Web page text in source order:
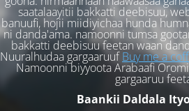
saatalaayitii bakkatti deebisuu,
banuufi, hojii miidiyichaa hunda
ni danda'ama. namoonni tumsa
bakkatti deebisuu feetan waan
Nuuralhudaa gargaaruufBuy me a
Namoonni biyyoota Arabaafi
gargaaruu
Baankii Daldala